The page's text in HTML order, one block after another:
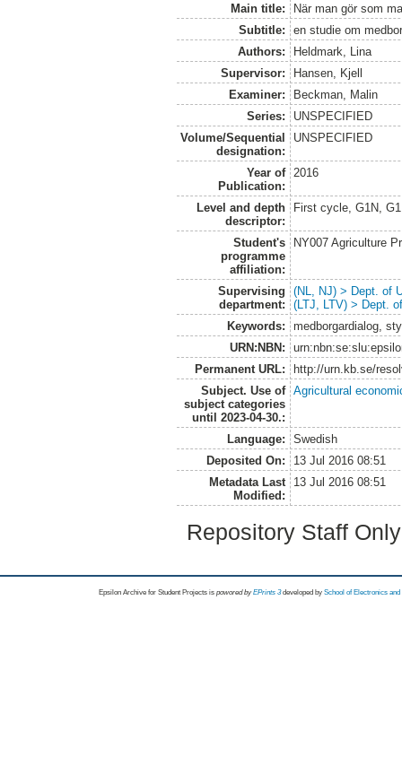
Main title:
När man gör som
Subtitle:
en studie om
Authors:
Heldmark, Lina
Supervisor:
Hansen, Kjell
Examiner:
Beckman, Malin
Series:
UNSPECIFIED
Volume/Sequential
designation:
UNSPECIFIED
Year of
Publication:
2016
Level and depth
descriptor:
First cycle, G1N,
Student's
programme
affiliation:
NY007 Agriculture
Supervising
department:
(NL, NJ) > Dept. of
(LTJ, LTV) > Dept.
Keywords:
medborgardialog,
URN:NBN:
Permanent URL:
http://urn.kb.se/
Subject. Use of
subject categories
until 2023-04-30.:
Agricultural
Language:
Swedish
Deposited On:
13 Jul 2016 08:51
Metadata Last
Modified:
13 Jul 2016 08:51
Repository Staff
Epsilon Archive for Student Projects is powored byEPrints 3 developed by School of Electronics